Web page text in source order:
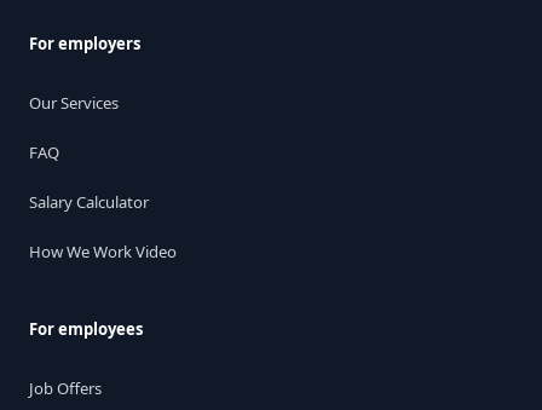
For employers
Our Services
FAQ
Salary Calculator
How We Work Video
For employees
Job Offers